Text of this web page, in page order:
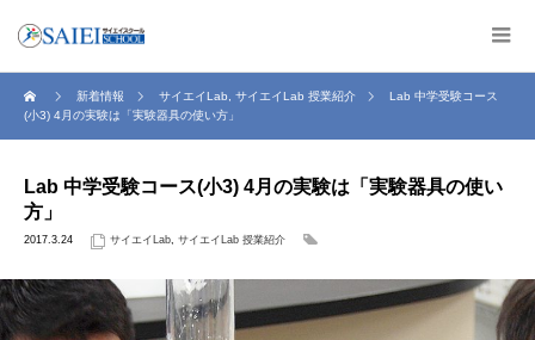
新着情報 サイエイLab サイエイLab 授業紹介
Lab 中学受験コース
(小3) 4月の実験は「実験器具の使い方」
Lab 中学受験コース(小3) 4月の実験は「実験器具の使い
方」
2017.3.24 サイエイLab, サイエイLab 授業紹介